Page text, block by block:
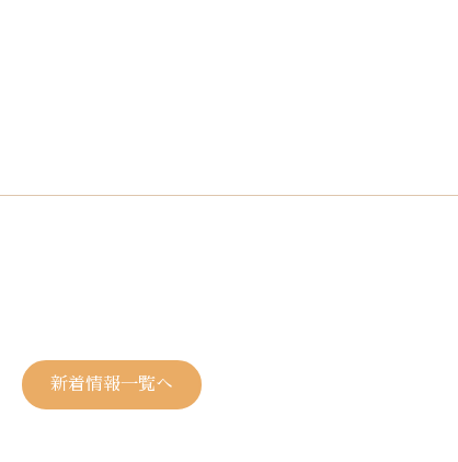
新着情報一覧へ